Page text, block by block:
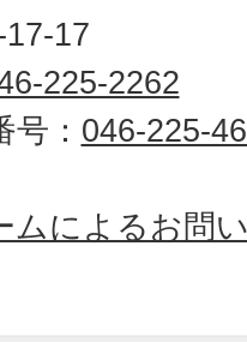
17
225-2262
： 046-225-
ムによるお問